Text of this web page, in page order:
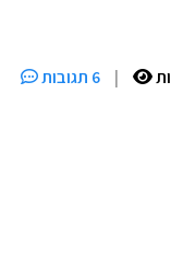
|
6 תגובות